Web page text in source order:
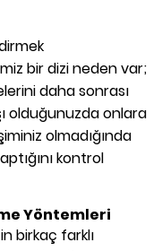
bir dizi neden var;
daha sonrası
olduğunuzda onlara
olmadığında
kontrol
Yöntemleri
birkaç farklı